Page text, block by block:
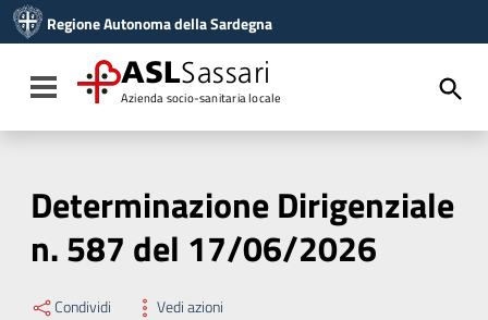
Vai al menu di navigazione
Vai al footer
Regione Autonoma della Sardegna
Toggle navigation
ASLSassari
Azienda socio-sanitaria locale
Determinazione Dirigenziale
n. 587 del 17/06/2026
Condividi Vedi azioni